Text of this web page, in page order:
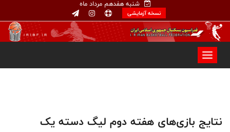
شنبه هفدهم مرداد ماه
نسخه آزمایشی
نتایج بازی‌های هفته دوم لیگ دسته یک